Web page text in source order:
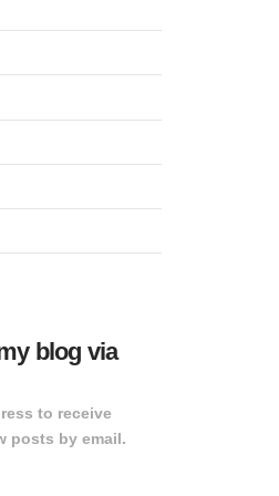
blog via
to receive
posts by email.